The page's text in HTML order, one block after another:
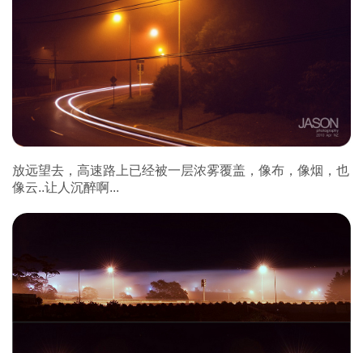
放远望去，高速路上已经被一层浓雾覆盖，像布，像烟，也
像云..让人沉醉啊...